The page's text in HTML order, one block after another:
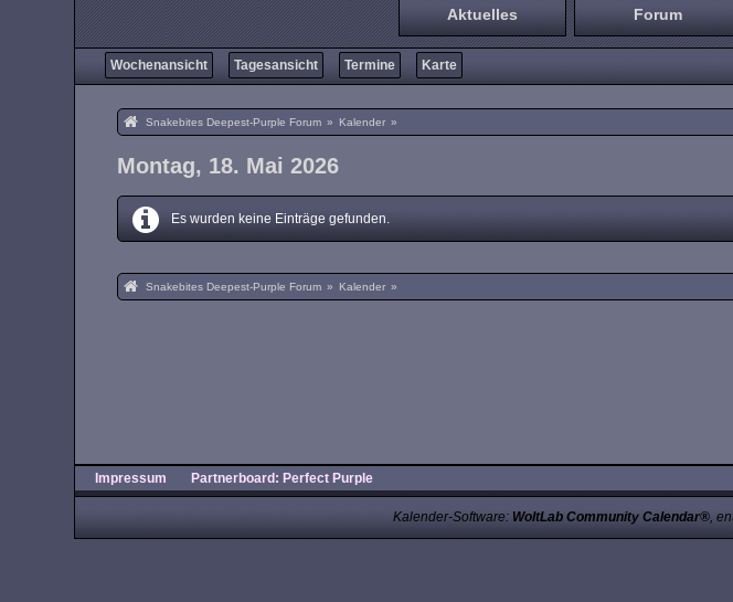
Aktuelles Forum
Wochenansicht Tagesansicht Termine Karte
Snakebites Deepest-Purple Forum » Kalender »
Montag, 18. Mai 2026
Es wurden keine Einträge gefunden.
Snakebites Deepest-Purple Forum » Kalender »
Impressum Partnerboard: Perfect Purple
Kalender-Software: WoltLab Community Calendar®,